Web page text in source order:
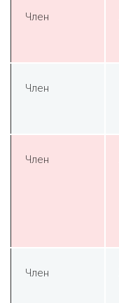
Член
Член
Член
Член